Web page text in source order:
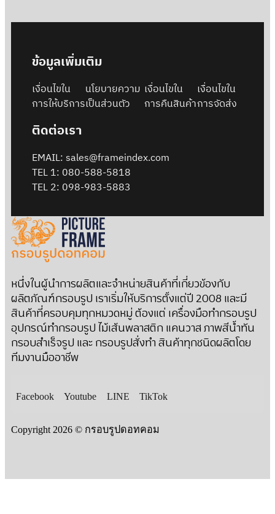
หนึ่งในผู้นำการผลิตและจำหน่ายสินค้าที่เกี่ยวข้องกับ
ผลิตภัณฑ์กรอบรูป เราเริ่มให้บริการตั้งแต่ปี 2008 และมี
สินค้าที่ครอบคุมทุกหมวดหมู่ ต้องแต่ เครื่องมือทำกรอบรูป
อุปกรณ์ทำกรอบรูป ไม้เส้นพลาสติก แคนวาส ภาพสีน้ำทัน
กรอบสำเร็จรูป และ กรอบรูปสั่งทำ สินค้าทุกชนิดผลิตโดย
ทีมงานมืออาชีพ
Facebook Youtube LINE TikTok
Copyright 2026 © กรอบรูปดอทคอม
ข้อมูลเพิ่มเติม
เงื่อนไขใน
การให้บริการ
นโยบายความ
เป็นส่วนตัว
เงื่อนไขใน
การคืนสินค้า
เงื่อนไขใน
การจัดส่ง
ติดต่อเรา
EMAIL: sales@frameindex.com
TEL 1: 080-588-5818
TEL 2: 098-983-5883